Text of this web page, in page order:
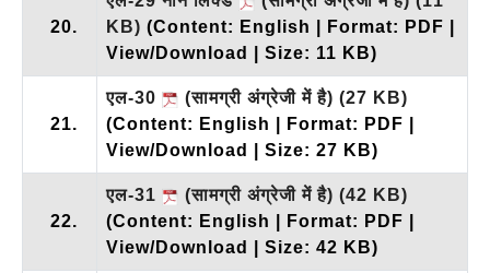
20.
KB) (Content: English | Format: PDF |
View/Download | Size: 11 KB)
21.
एल-30 (सामग्री अंग्रेजी में है) (27 KB)
(Content: English | Format: PDF |
View/Download | Size: 27 KB)
22.
एल-31 (सामग्री अंग्रेजी में है) (42 KB)
(Content: English | Format: PDF |
View/Download | Size: 42 KB)